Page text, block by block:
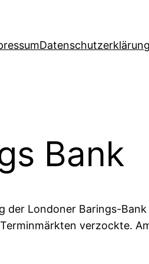
Datenschutzerklärung
Bank
der Londoner Barings-
verzockte.